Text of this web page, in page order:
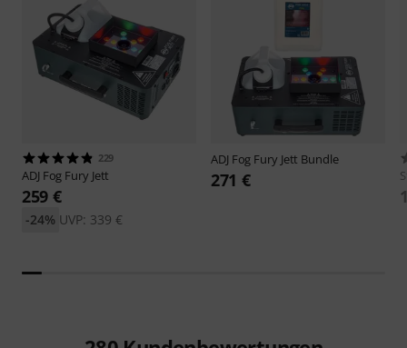
229
ADJ Fog Fury Jett
259 €
UVP: 339 €
-24%
ADJ Fog Fury Jett Bundle
271 €